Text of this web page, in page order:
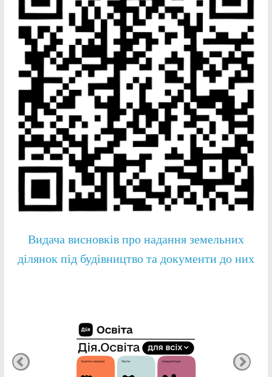
Видача висновків про надання земельних
ділянок під будівництво та документи до них